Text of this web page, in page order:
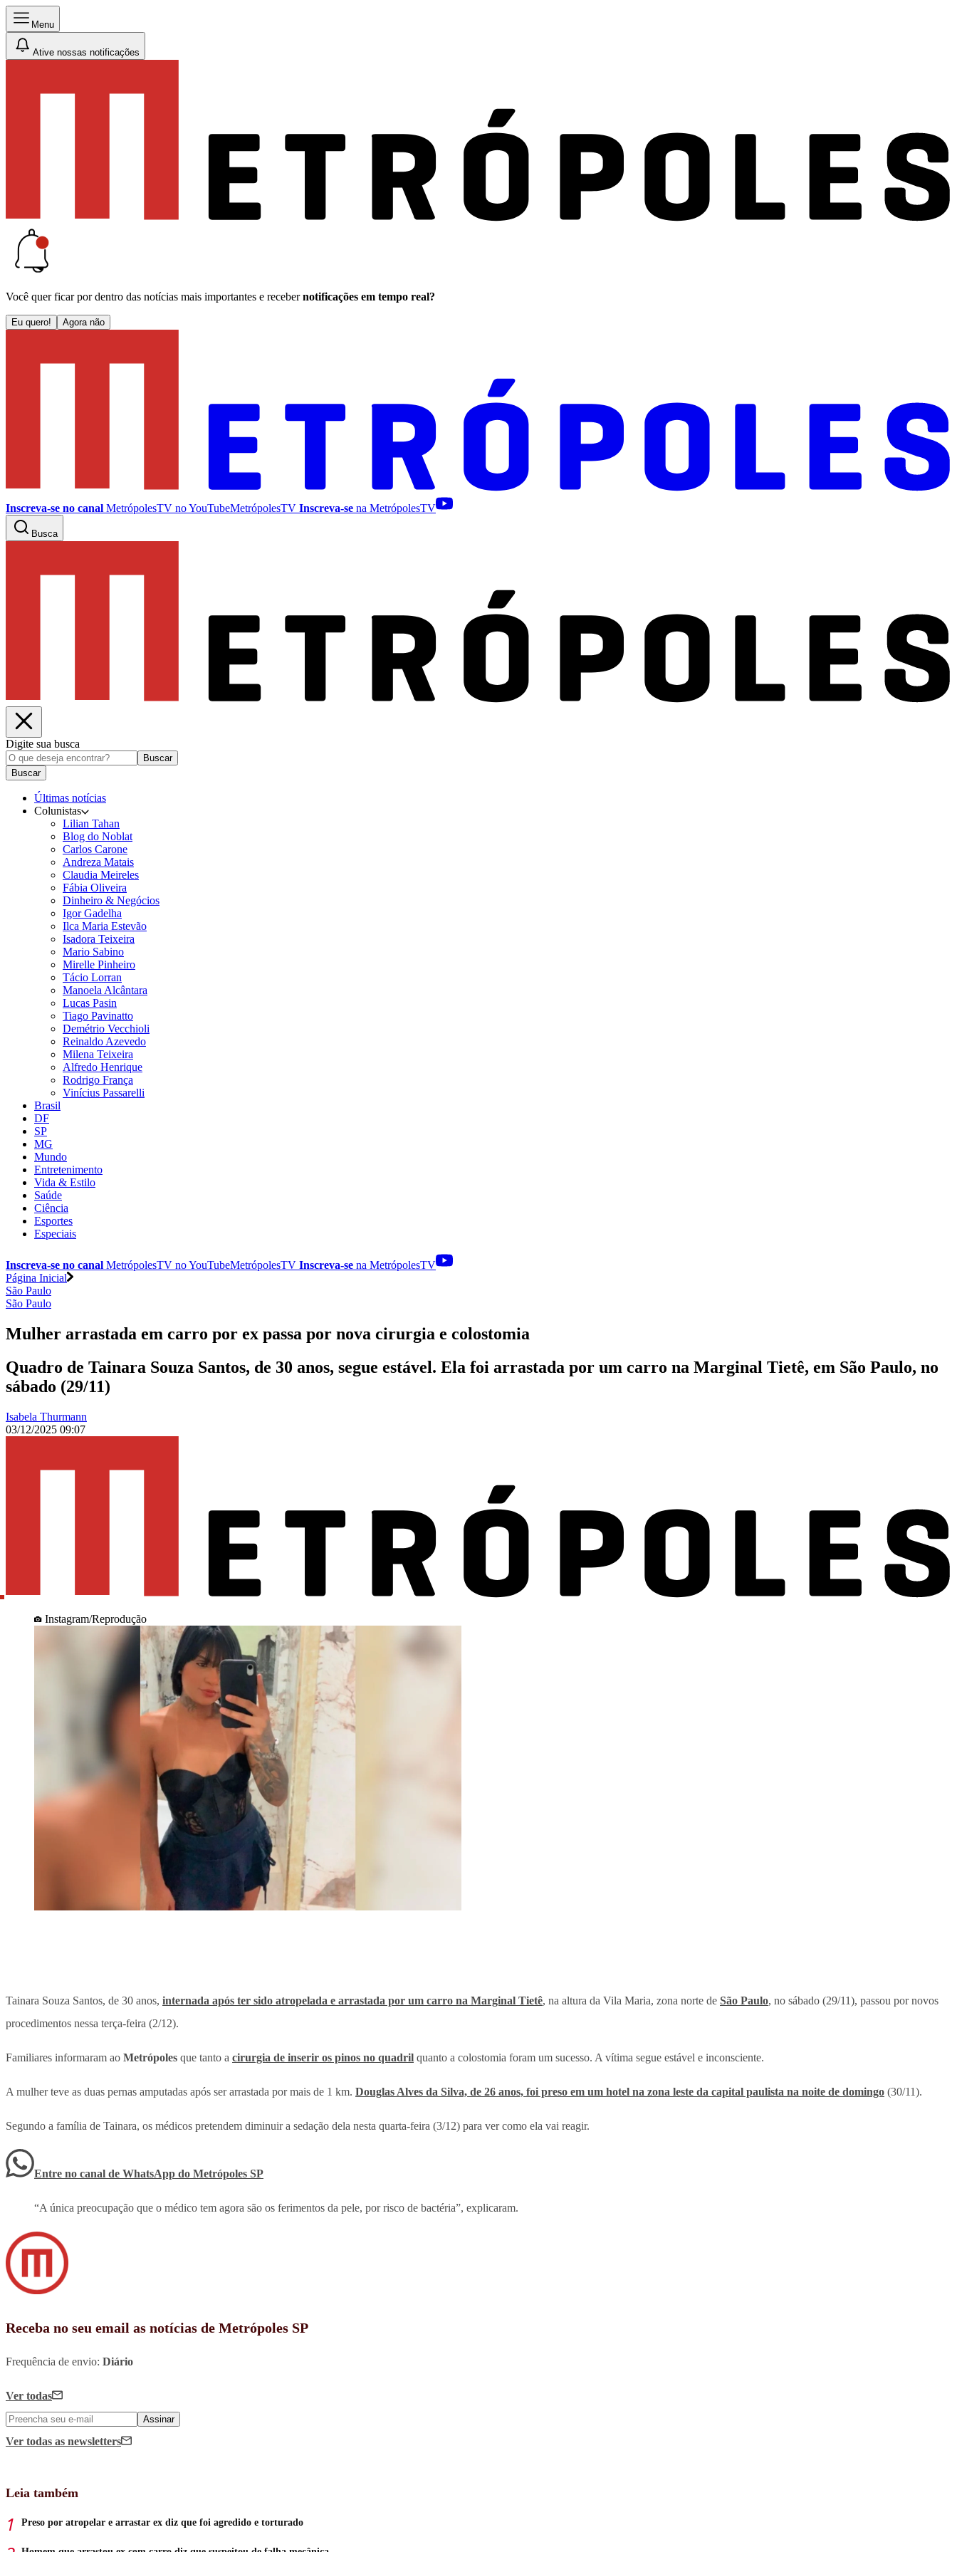
Menu
Ative nossas notificações
Você quer ficar por dentro das notícias mais importantes e receber notificações em tempo real?
Eu quero! Agora não
Inscreva-se no canal MetrópolesTV noYouTubeMetrópolesTV Inscreva-se na MetrópolesTV
Busca
Digite sua busca
Buscar
Buscar
Últimas notícias
Colunistas
Lilian Tahan
Blog do Noblat
Carlos Carone
Andreza Matais
Claudia Meireles
Fábia Oliveira
Dinheiro & Negócios
Igor Gadelha
Ilca Maria Estevão
Isadora Teixeira
Mario Sabino
Mirelle Pinheiro
Tácio Lorran
Manoela Alcântara
Lucas Pasin
Tiago Pavinatto
Demétrio Vecchioli
Reinaldo Azevedo
Milena Teixeira
Alfredo Henrique
Rodrigo França
Vinícius Passarelli
Brasil
DF
SP
MG
Mundo
Entretenimento
Vida & Estilo
Saúde
Ciência
Esportes
Especiais
Inscreva-se no canal MetrópolesTV noYouTubeMetrópolesTV Inscreva-se na MetrópolesTV
Página Inicial
São Paulo
São Paulo
Mulher arrastada em carro por ex passa por nova cirurgia e colostomia
Quadro de Tainara Souza Santos, de 30 anos, segue estável. Ela foi arrastada por um carro na Marginal Tietê, em São Paulo, no
sábado (29/11)
Isabela Thurmann
03/12/2025 09:07
Instagram/Reprodução
Tainara Souza Santos, de 30 anos, internada após ter sido atropelada e arrastada por um carro na Marginal Tietê, na altura da Vila Maria, zona norte de São Paulo, no sábado (29/11), passou por novos
procedimentos nessa terça-feira (2/12).
Familiares informaram ao Metrópoles que tanto a cirurgia de inserir os pinos no quadril quanto a colostomia foram um sucesso. A vítima segue estável e inconsciente.
A mulher teve as duas pernas amputadas após ser arrastada por mais de 1 km. Douglas Alves da Silva, de 26 anos, foi preso em um hotel na zona leste da capital paulista na noite de domingo (30/11).
Segundo a família de Tainara, os médicos pretendem diminuir a sedação dela nesta quarta-feira (3/12) para ver como ela vai reagir.
Entre no canal de WhatsApp do Metrópoles SP
“A única preocupação que o médico tem agora são os ferimentos da pele, por risco de bactéria”, explicaram.
Receba no seu email as notícias de Metrópoles SP
Frequência de envio: Diário
Ver todas
Assinar
Ver todas as newsletters
Leia também
Preso por atropelar e arrastar ex diz que foi agredido e torturado